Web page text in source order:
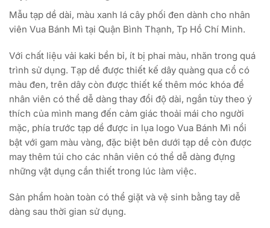
Mẫu tạp dề dài, màu xanh lá cây phối đen dành cho nhân
viên Vua Bánh Mì tại Quận Bình Thạnh, Tp Hồ Chí Minh.
Với chất liệu vải kaki bền bỉ, ít bị phai màu, nhăn trong quá
trình sử dụng. Tạp dề được thiết kế dây quàng qua cổ có
màu đen, trên dây còn được thiết kế thêm móc khóa để
nhân viên có thể dễ dàng thay đổi độ dài, ngắn tùy theo ý
thích của mình mang đến cảm giác thoải mái cho người
mặc, phía trước tạp dề được in lụa logo Vua Bánh Mì nổi
bật với gam màu vàng, đặc biệt bên dưới tạp dề còn được
may thêm túi cho các nhân viên có thể dễ dàng đựng
những vật dụng cần thiết trong lúc làm việc.
Sản phẩm hoàn toàn có thể giặt và vệ sinh bằng tay dễ
dàng sau thời gian sử dụng.